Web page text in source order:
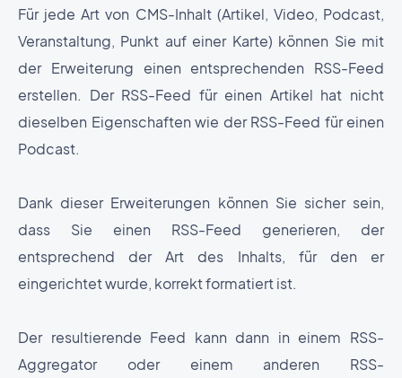
Für jede Art von CMS-Inhalt (Artikel, Video, Podcast,
Veranstaltung, Punkt auf einer Karte) können Sie mit
der Erweiterung einen entsprechenden RSS-Feed
erstellen. Der RSS-Feed für einen Artikel hat nicht
dieselben Eigenschaften wie der RSS-Feed für einen
Podcast.
Dank dieser Erweiterungen können Sie sicher sein,
dass Sie einen RSS-Feed generieren, der
entsprechend der Art des Inhalts, für den er
eingerichtet wurde, korrekt formatiert ist.
Der resultierende Feed kann dann in einem RSS-
Aggregator oder einem anderen RSS-